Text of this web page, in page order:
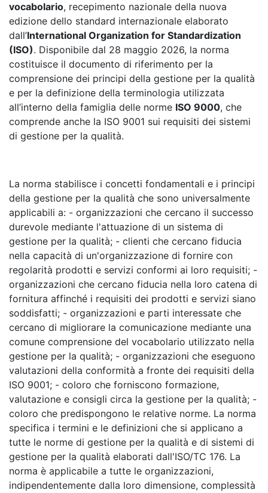
vocabolario, recepimento nazionale della nuova
edizione dello standard internazionale elaborato
dall’International Organization for Standardization
(ISO). Disponibile dal 28 maggio 2026, la norma
costituisce il documento di riferimento per la
comprensione dei principi della gestione per la qualità
e per la definizione della terminologia utilizzata
all’interno della famiglia delle norme ISO 9000, che
comprende anche la ISO 9001 sui requisiti dei sistemi
di gestione per la qualità.
La norma stabilisce i concetti fondamentali e i principi
della gestione per la qualità che sono universalmente
applicabili a: - organizzazioni che cercano il successo
durevole mediante l'attuazione di un sistema di
gestione per la qualità; - clienti che cercano fiducia
nella capacità di un'organizzazione di fornire con
regolarità prodotti e servizi conformi ai loro requisiti; -
organizzazioni che cercano fiducia nella loro catena di
fornitura affinché i requisiti dei prodotti e servizi siano
soddisfatti; - organizzazioni e parti interessate che
cercano di migliorare la comunicazione mediante una
comune comprensione del vocabolario utilizzato nella
gestione per la qualità; - organizzazioni che eseguono
valutazioni della conformità a fronte dei requisiti della
ISO 9001; - coloro che forniscono formazione,
valutazione e consigli circa la gestione per la qualità; -
coloro che predispongono le relative norme. La norma
specifica i termini e le definizioni che si applicano a
tutte le norme di gestione per la qualità e di sistemi di
gestione per la qualità elaborati dall'ISO/TC 176. La
norma è applicabile a tutte le organizzazioni,
indipendentemente dalla loro dimensione, complessità